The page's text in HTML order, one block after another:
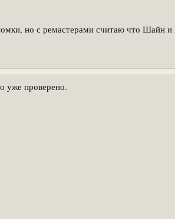
но с ремастерами считаю что Шайн
уже проверено.